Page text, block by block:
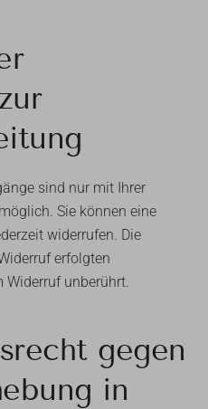
sind nur mit Ihrer
Sie können eine
widerrufen. Die
erfolgten
Widerruf unberührt.
gegen
in